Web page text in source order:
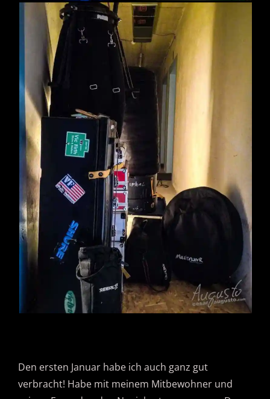
Den ersten Januar habe ich auch ganz gut
verbracht! Habe mit meinem Mitbewohner und